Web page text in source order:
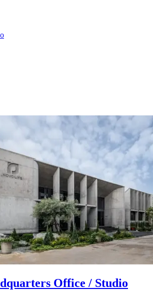
Office / Studio